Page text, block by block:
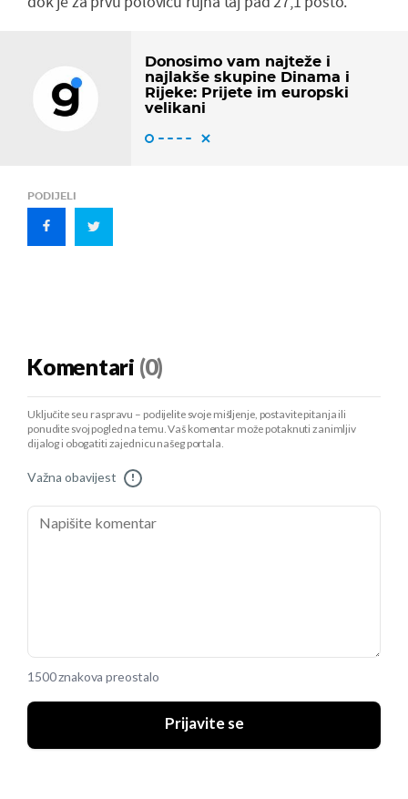
Donosimo vam najteže i
najlakše skupine Dinama i
Rijeke: Prijete im europski
velikani
PODIJELI
Komentari (0)
Uključite se u raspravu – podijelite svoje mišljenje, postavite pitanja ili
ponudite svoj pogled na temu. Vaš komentar može potaknuti zanimljiv
dijalog i obogatiti zajednicu našeg portala.
Važna obavijest !
1500 znakova preostalo
Prijavite se